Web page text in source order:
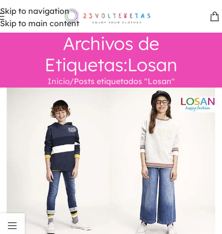
Skip to navigation
Skip to main content
Archivos de
Etiquetas:Losan
Inicio Posts etiquetados "Losan"